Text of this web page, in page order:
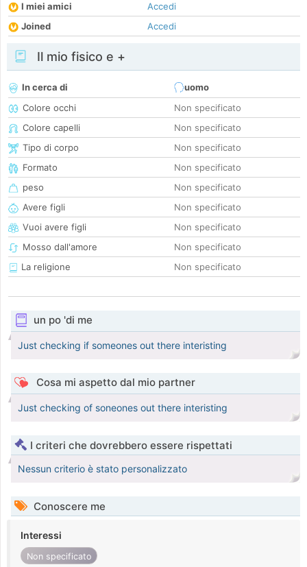
I miei amici
Accedi
Joined
Accedi
Il mio fisico e +
In cerca di
uomo
Colore occhi
Non specificato
Colore capelli
Non specificato
Tipo di corpo
Non specificato
Formato
Non specificato
peso
Non specificato
Avere figli
Non specificato
Vuoi avere figli
Non specificato
Mosso dall'amore
Non specificato
La religione
Non specificato
un po 'di me
Just checking if someones out there interisting
Cosa mi aspetto dal mio partner
Just checking of soneones out there interisting
I criteri che dovrebbero essere rispettati
Nessun criterio è stato personalizzato
Conoscere me
Interessi
Non specificato